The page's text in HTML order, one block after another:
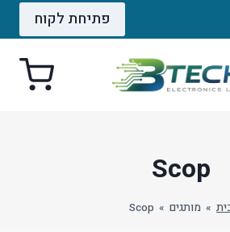
פתיחת לקוח
Scop
» מותגים »
Scop